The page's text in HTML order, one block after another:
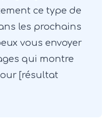
ce type de
les prochains
vous envoyer
qui montre
[résultat